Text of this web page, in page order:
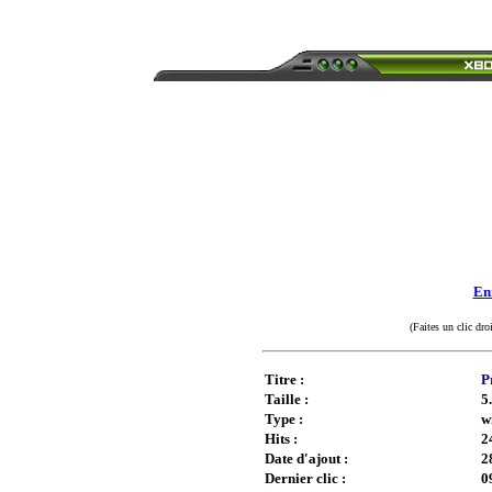
(Faites un clic
Titre :
Taille :
Type :
Hits :
Date d'ajout :
Dernier clic :